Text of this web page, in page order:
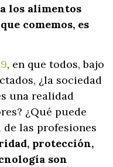
los alimentos
comemos, es
, en que todos, bajo
¿la sociedad
una realidad
¿Qué puede
las profesiones
protección,
son